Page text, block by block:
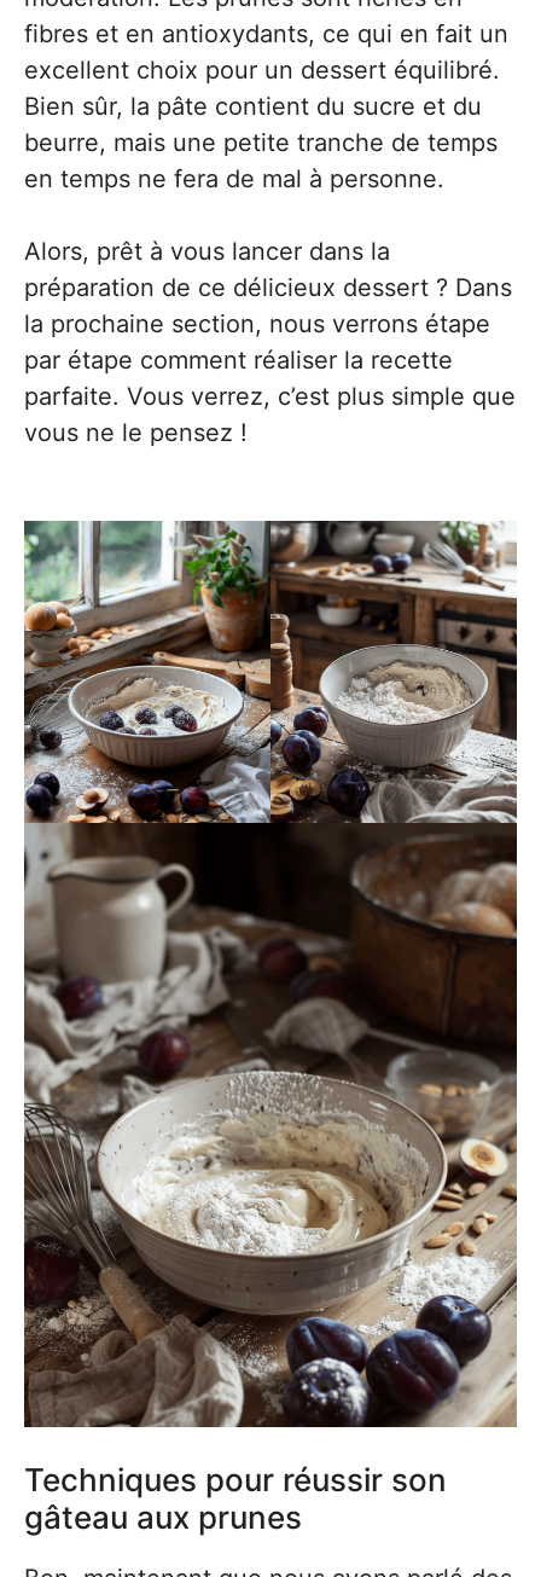
fibres et en antioxydants, ce qui en fait un
excellent choix pour un dessert équilibré.
Bien sûr, la pâte contient du sucre et du
beurre, mais une petite tranche de temps
en temps ne fera de mal à personne.
Alors, prêt à vous lancer dans la
préparation de ce délicieux dessert ? Dans
la prochaine section, nous verrons étape
par étape comment réaliser la recette
parfaite. Vous verrez, c’est plus simple que
vous ne le pensez !
Techniques pour réussir son
gâteau aux prunes